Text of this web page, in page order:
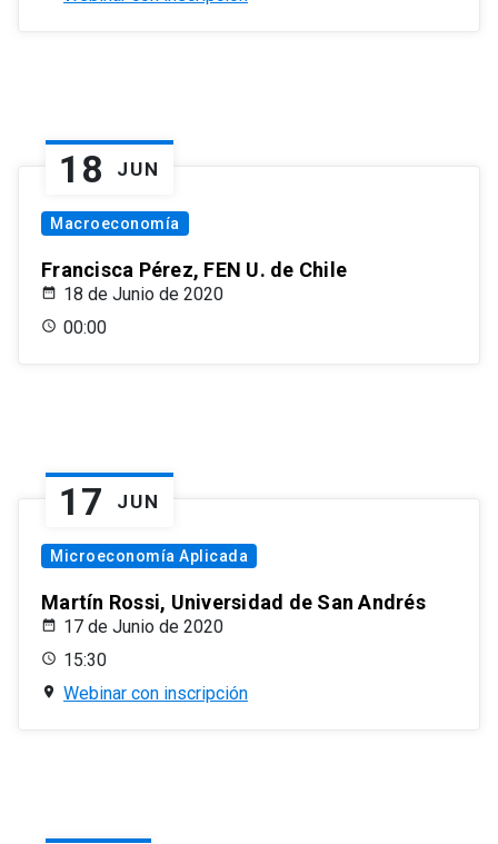
18 JUN
Macroeconomía
Francisca Pérez, FEN U. de Chile
18 de Junio de 2020
00:00
17 JUN
Microeconomía Aplicada
Martín Rossi, Universidad de San Andrés
17 de Junio de 2020
15:30
Webinar con inscripción